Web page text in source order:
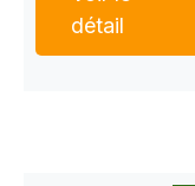
détail